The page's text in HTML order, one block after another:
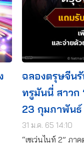
ฉลองตรุษจีน
ทรูมันนี่ สาวก
23 กุมภาพันธ์
31 ม.ค. 65 14:10
“เซเว่นไนท์ 2” ภ